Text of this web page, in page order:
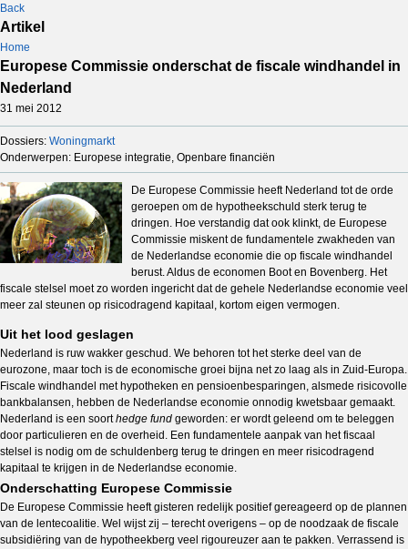
Back
Artikel
Home
Europese Commissie onderschat de fiscale windhandel in
Nederland
31 mei 2012
Dossiers: Woningmarkt
Onderwerpen: Europese integratie, Openbare financiën
De Europese Commissie heeft Nederland tot de orde
geroepen om de hypotheekschuld sterk terug te
dringen. Hoe verstandig dat ook klinkt, de Europese
Commissie miskent de fundamentele zwakheden van
de Nederlandse economie die op fiscale windhandel
berust. Aldus de economen Boot en Bovenberg. Het
fiscale stelsel moet zo worden ingericht dat de gehele Nederlandse economie veel
meer zal steunen op risicodragend kapitaal, kortom eigen vermogen.
Uit het lood geslagen
Nederland is ruw wakker geschud. We behoren tot het sterke deel van de
eurozone, maar toch is de economische groei bijna net zo laag als in Zuid-Europa.
Fiscale windhandel met hypotheken en pensioenbesparingen, alsmede risicovolle
bankbalansen, hebben de Nederlandse economie onnodig kwetsbaar gemaakt.
Nederland is een soorthedge fund geworden: er wordt geleend om te beleggen
door particulieren en de overheid. Een fundamentele aanpak van het fiscaal
stelsel is nodig om de schuldenberg terug te dringen en meer risicodragend
kapitaal te krijgen in de Nederlandse economie.
Onderschatting Europese Commissie
De Europese Commissie heeft gisteren redelijk positief gereageerd op de plannen
van de lentecoalitie. Wel wijst zij – terecht overigens – op de noodzaak de fiscale
subsidiëring van de hypotheekberg veel rigoureuzer aan te pakken. Verrassend is